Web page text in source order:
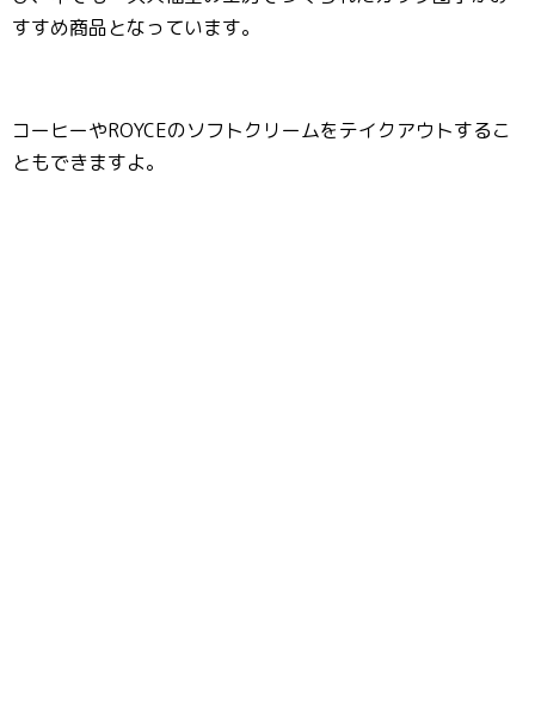
すすめ商品となっています。
コーヒーやROYCEのソフトクリームをテイクアウトするこ
ともできますよ。